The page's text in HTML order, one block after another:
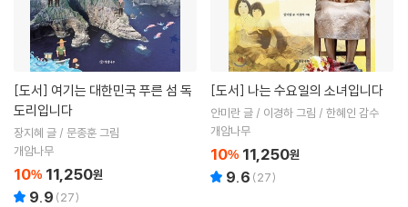
[도서]
도리입니다
장지혜 글 / 문종훈 그림
개암나무
10% 11,250원
9.9 (27)
[도서] 나는 수요일의 소녀입니다
안미란 글 / 이경하 그림 / 한혜인 감수
개암나무
10% 11,250원
9.6 (27)